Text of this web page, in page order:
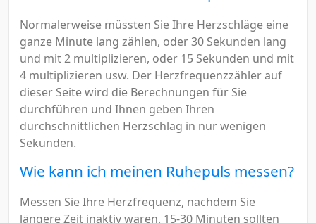
Normalerweise müssten Sie Ihre Herzschläge eine
ganze Minute lang zählen, oder 30 Sekunden lang
und mit 2 multiplizieren, oder 15 Sekunden und mit
4 multiplizieren usw. Der Herzfrequenzzähler auf
dieser Seite wird die Berechnungen für Sie
durchführen und Ihnen geben Ihren
durchschnittlichen Herzschlag in nur wenigen
Sekunden.
Wie kann ich meinen Ruhepuls messen?
Messen Sie Ihre Herzfrequenz, nachdem Sie
längere Zeit inaktiv waren. 15-30 Minuten sollten